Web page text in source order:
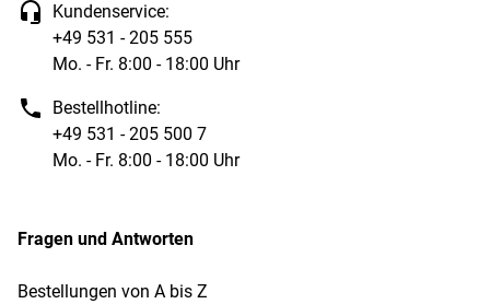
Kundenservice:
+49 531 - 205 555
Mo. - Fr. 8:00 - 18:00 Uhr
Bestellhotline:
+49 531 - 205 500 7
Mo. - Fr. 8:00 - 18:00 Uhr
Fragen und Antworten
Bestellungen von A bis Z